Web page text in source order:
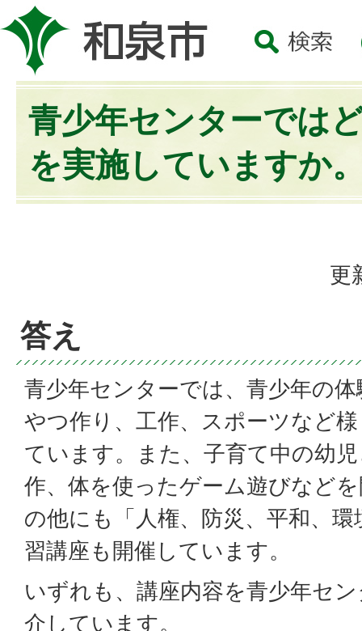
青少年センターでは
を実施していますか
更
答え
青少年センターでは、青少年の
やつ作り、工作、スポーツなど
ています。また、子育て中の幼
作、体を使ったゲーム遊びなど
の他にも「人権、防災、平和、
習講座も開催しています。
いずれも、講座内容を青少年セ
介しています。